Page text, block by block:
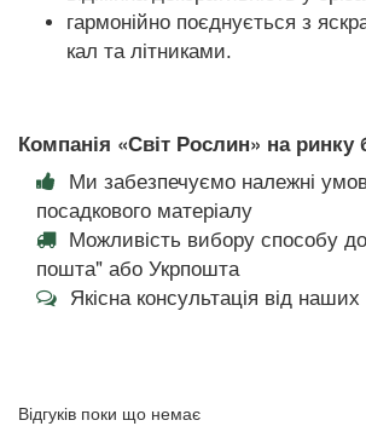
гармонійно поєднується з
кал та літниками.
Компанія «Світ Рослин» на ринку
Ми забезпечуємо належні
посадкового матеріалу
Можливість вибору способу
пошта" або Укрпошта
Якісна консультація від
Відгуків поки що немає